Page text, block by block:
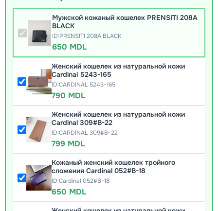
Мужской кожаный кошелек PRENSITI 208A
BLACK
ID:PRENSITI 208A BLACK
650 MDL
Женский кошелек из натуральной кожи
Cardinal 5243-165
ID:CARDINAL 5243-165
790 MDL
Женский кошелек из натуральной кожи
Cardinal 309#B-22
ID:CARDINAL 309#B-22
799 MDL
Кожаный женский кошелек тройного
сложения Cardinal 052#B-18
ID:Cardinal 052#B-18
650 MDL